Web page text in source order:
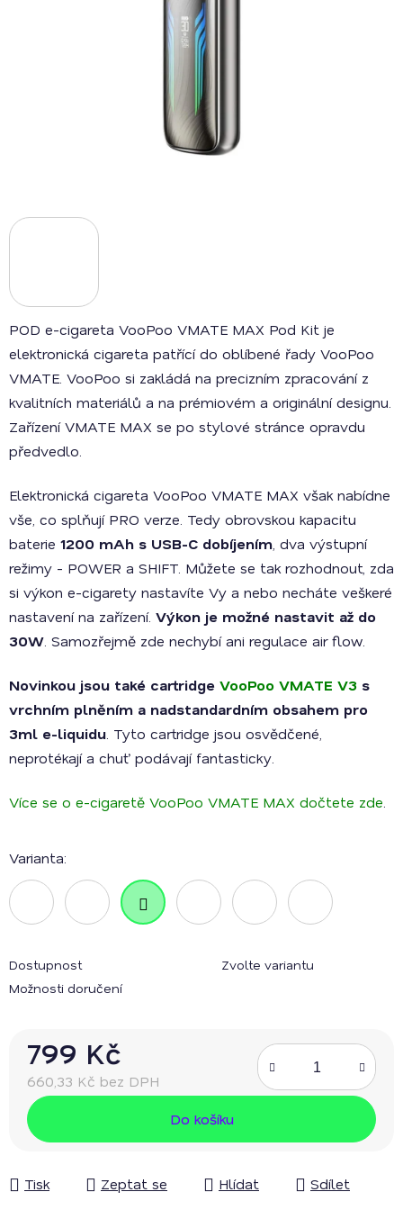
POD e-cigareta VooPoo VMATE MAX Pod Kit je
elektronická cigareta patřící do oblíbené řady VooPoo
VMATE. VooPoo si zakládá na precizním zpracování z
kvalitních materiálů a na prémiovém a originální designu.
Zařízení VMATE MAX se po stylové stránce opravdu
předvedlo.
Elektronická cigareta VooPoo VMATE MAX však nabídne
vše, co splňují PRO verze. Tedy obrovskou kapacitu
baterie 1200 mAh s USB-C dobíjením , dva výstupní
režimy - POWER a SHIFT. Můžete se tak rozhodnout, zda
si výkon e-cigarety nastavíte Vy a nebo necháte veškeré
nastavení na zařízení. Výkon je možné nastavit až do
30W . Samozřejmě zde nechybí ani regulace air flow.
Novinkou jsou také cartridge VooPoo VMATE V3 s
vrchním plněním a nadstandardním obsahem pro
3ml e-liquidu . Tyto cartridge jsou osvědčené,
neprotékají a chuť podávají fantasticky.
Více se o e-cigaretě VooPoo VMATE MAX dočtete zde
Varianta:
Dostupnost
Zvolte variantu
Možnosti doručení
799 Kč
660,33 Kč bez DPH
Měrná cena:
Do košíku
Tisk Zeptat se Hlídat Sdílet